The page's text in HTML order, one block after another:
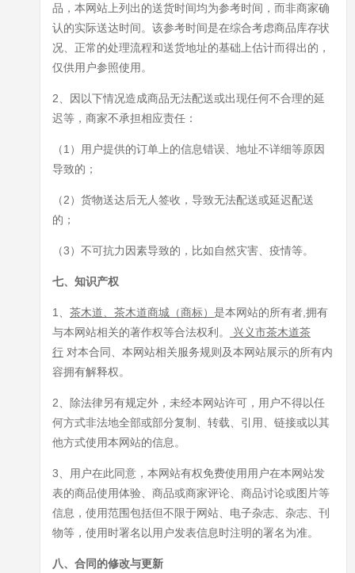
品，本网站上列出的送货时间均为参考时间，而非商家确
认的实际送达时间。该参考时间是在综合考虑商品库存状
况、正常的处理流程和送货地址的基础上估计而得出的，
仅供用户参照使用。
2、因以下情况造成商品无法配送或出现任何不合理的延
迟等，商家不承担相应责任：
（1）用户提供的订单上的信息错误、地址不详细等原因
导致的；
（2）货物送达后无人签收，导致无法配送或延迟配送
的；
（3）不可抗力因素导致的，比如自然灾害、疫情等。
七、知识产权
1、 茶木道 茶木道商城 （商标） 是本网站的所有者,拥有
与本网站相关的著作权等合法权利。
兴义市茶木道茶
行 对本合同、本网站相关服务规则及本网站展示的所有内
容拥有解释权。
2、除法律另有规定外，未经本网站许可，用户不得以任
何方式非法地全部或部分复制、转载、引用、链接或以其
他方式使用本网站的信息。
3、用户在此同意，本网站有权免费使用用户在本网站发
表的商品使用体验、商品或商家评论、商品讨论或图片等
信息，使用范围包括但不限于网站、电子杂志、杂志、刊
物等，使用时署名以用户发表信息时注明的署名为准。
八、合同的修改与更新